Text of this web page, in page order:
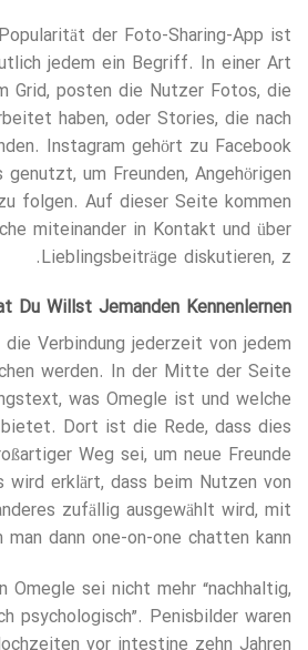
der Foto-Sharing-App ist
jedem ein Begriff. In einer Art
Grid, posten die Nutzer Fotos, die
haben, oder Stories, die nach
Instagram gehört zu Facebook
um Freunden, Angehörigen
folgen. Auf dieser Seite kommen
miteinander in Kontakt und über
Lieblingsbeiträge diskutieren, z.
Du Willst Jemanden Kennenlernen?
die Verbindung jederzeit von jedem
werden. In der Mitte der Seite
was Omegle ist und welche
Dort ist die Rede, dass dies
Weg sei, um neue Freunde
wird erklärt, dass beim Nutzen von
zufällig ausgewählt wird, mit
man dann one-on-one chatten kann.
Omegle sei nicht mehr “nachhaltig,
psychologisch”. Penisbilder waren